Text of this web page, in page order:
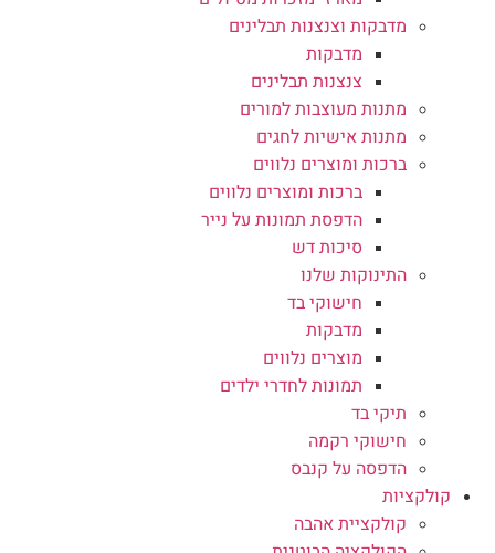
מדבקות וצנצנות תבלינים
מדבקות
צנצנות תבלינים
מתנות מעוצבות למורים
מתנות אישיות לחגים
ברכות ומוצרים נלווים
ברכות ומוצרים נלווים
הדפסת תמונות על נייר
סיכות דש
התינוקות שלנו
חישוקי בד
מדבקות
מוצרים נלווים
תמונות לחדרי ילדים
תיקי בד
חישוקי רקמה
הדפסה על קנבס
קולקציות
קולקציית אהבה